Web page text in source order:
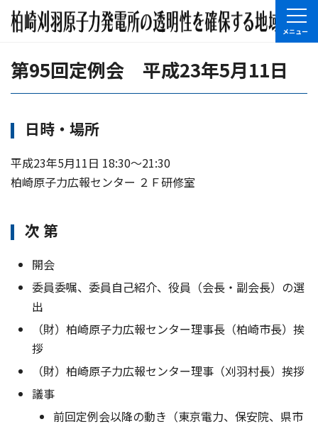
第95回定例会 平成23年5月11日
日時・場所
平成23年5月11日 18:30〜21:30
柏崎原子力広報センター ２Ｆ研修室
次 第
開会
委員委嘱、委員自己紹介、役員（会長・副会長）の選
出
（財）柏崎原子力広報センター理事長（柏崎市長）挨
拶
（財）柏崎原子力広報センター理事（刈羽村長）挨拶
議事
前回定例会以降の動き（東京電力、保安院、県市